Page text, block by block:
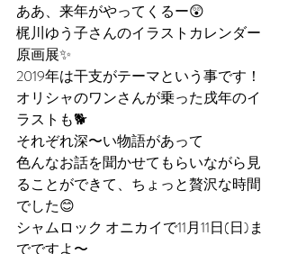
ああ、来年がやってくるー😲
梶川ゆう子さんのイラストカレンダー
原画展✨
2019年は干支がテーマという事です！
オリシャのワンさんが乗った戌年のイ
ラストも🐕
それぞれ深〜い物語があって
色んなお話を聞かせてもらいながら見
ることができて、ちょっと贅沢な時間
でした😊
シャムロック オニカイで11月11日(日)ま
でですよ〜